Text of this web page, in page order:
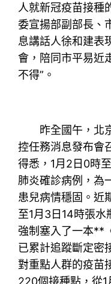
人就新冠疫苗接種
委宣揚部副部長、
息講話人徐和建表
會，陪同市平易近
不得”。
昨全國午，北京
控任務消息發布會
得悉，1月2日0時
肺炎確診病例，為
患兒病情穩固。近
至1月3日14時張水
強制塞入了一本**
已累計追蹤斷定密
對重點人群的疫苗
220個接種點，從